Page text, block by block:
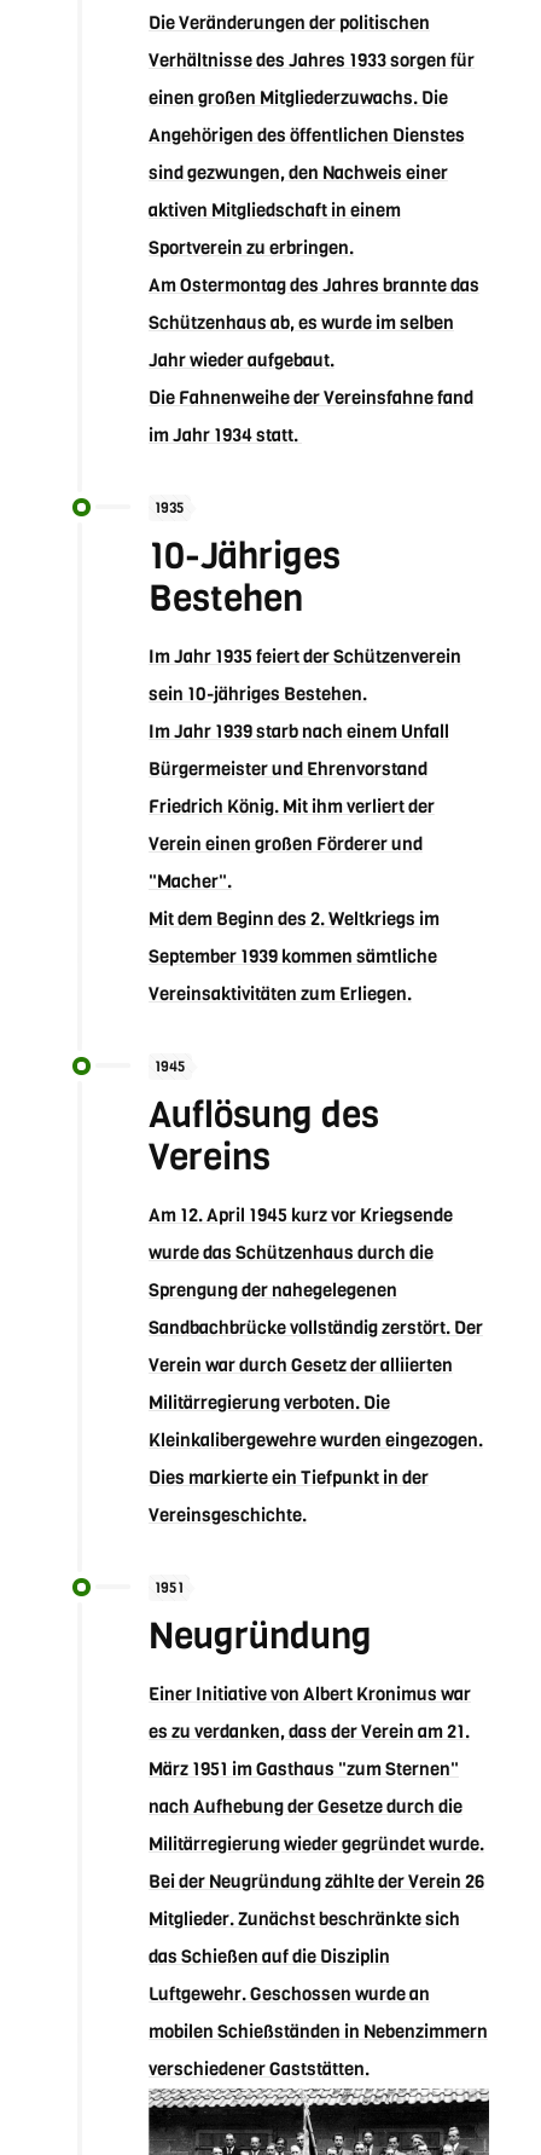
Die Veränderungen der politischen
Verhältnisse des Jahres 1933 sorgen für
einen großen Mitgliederzuwachs. Die
Angehörigen des öffentlichen Dienstes
sind gezwungen, den Nachweis einer
aktiven Mitgliedschaft in einem
Sportverein zu erbringen.
Am Ostermontag des Jahres brannte das
Schützenhaus ab, es wurde im selben
Jahr wieder aufgebaut.
Die Fahnenweihe der Vereinsfahne fand
im Jahr 1934 statt.
1935
10-Jähriges
Bestehen
Im Jahr 1935 feiert der Schützenverein
sein 10-jähriges Bestehen.
Im Jahr 1939 starb nach einem Unfall
Bürgermeister und Ehrenvorstand
Friedrich König. Mit ihm verliert der
Verein einen großen Förderer und
"Macher".
Mit dem Beginn des 2. Weltkriegs im
September 1939 kommen sämtliche
Vereinsaktivitäten zum Erliegen.
1945
Auflösung des
Vereins
Am 12. April 1945 kurz vor Kriegsende
wurde das Schützenhaus durch die
Sprengung der nahegelegenen
Sandbachbrücke vollständig zerstört. Der
Verein war durch Gesetz der alliierten
Militärregierung verboten. Die
Kleinkalibergewehre wurden eingezogen.
Dies markierte ein Tiefpunkt in der
Vereinsgeschichte.
1951
Neugründung
Einer Initiative von Albert Kronimus war
es zu verdanken, dass der Verein am 21.
März 1951 im Gasthaus "zum Sternen"
nach Aufhebung der Gesetze durch die
Militärregierung wieder gegründet wurde.
Bei der Neugründung zählte der Verein 26
Mitglieder. Zunächst beschränkte sich
das Schießen auf die Disziplin
Luftgewehr. Geschossen wurde an
mobilen Schießständen in Nebenzimmern
verschiedener Gaststätten.